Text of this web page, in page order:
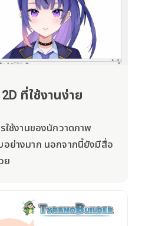
ที่ใช้งานง่าย
ใช้งานของนักวาดภาพ
ย่างมาก นอกจากนี้ยังมีสื่อ
ย